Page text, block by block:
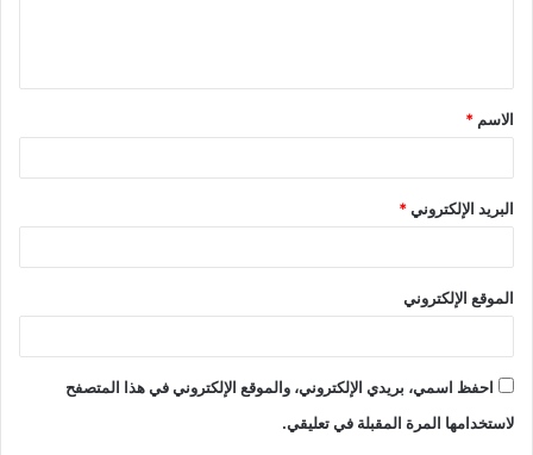
ق
*
الاسم *
البريد الإلكتروني*
الموقع الإلكتروني
احفظ اسمي، بريدي الإلكتروني، والموقع الإلكتروني في هذا المتصفح
لاستخدامها المرة المقبلة في تعليقي.